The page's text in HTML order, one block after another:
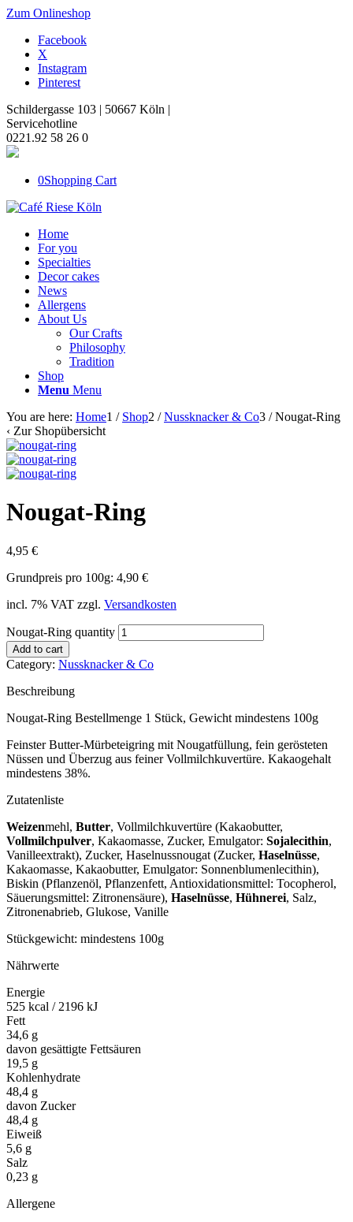
Zum Onlineshop
Facebook
X
Instagram
Pinterest
Schildergasse 103 | 50667 Köln |
Servicehotline
0221.92 58 26 0
0Shopping Cart
Home
For you
Specialties
Decor cakes
News
Allergens
About Us
Our Crafts
Philosophy
Tradition
Shop
Menu Menu
You are here: Home1 / Shop2 / Nussknacker & Co3 / Nougat-Ring
‹ Zur Shopübersicht
Nougat-Ring
4,95 €
Grundpreis pro 100g: 4,90 €
incl. 7% VAT zzgl. Versandkosten
Nougat-Ring quantity
Add to cart
Category: Nussknacker & Co
Beschreibung
Nougat-Ring Bestellmenge 1 Stück, Gewicht mindestens 100g
Feinster Butter-Mürbeteigring mit Nougatfüllung, fein gerösteten
Nüssen und Überzug aus feiner Vollmilchkuvertüre. Kakaogehalt
mindestens 38%.
Zutatenliste
Weizenmehl, Butter, Vollmilchkuvertüre (Kakaobutter,
Vollmilchpulver, Kakaomasse, Zucker, Emulgator: Sojalecithin,
Vanilleextrakt), Zucker, Haselnussnougat (Zucker, Haselnüsse,
Kakaomasse, Kakaobutter, Emulgator: Sonnenblumenlecithin),
Biskin (Pflanzenöl, Pflanzenfett, Antioxidationsmittel: Tocopherol,
Säuerungsmittel: Zitronensäure), Haselnüsse, Hühnerei, Salz,
Zitronenabrieb, Glukose, Vanille
Stückgewicht: mindestens 100g
Nährwerte
Energie
525 kcal / 2196 kJ
Fett
34,6 g
davon gesättigte Fettsäuren
19,5 g
Kohlenhydrate
48,4 g
davon Zucker
48,4 g
Eiweiß
5,6 g
Salz
0,23 g
Allergene